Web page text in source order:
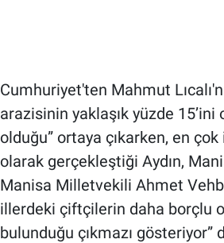
Cumhuriyet'ten Mahmut
arazisinin yaklaşık yüzde
olduğu” ortaya çıkarken, en
olarak gerçekleştiği Aydın,
Manisa Milletvekili Ahmet
illerdeki çiftçilerin daha borçlu
bulunduğu çıkmazı gösteriyor”